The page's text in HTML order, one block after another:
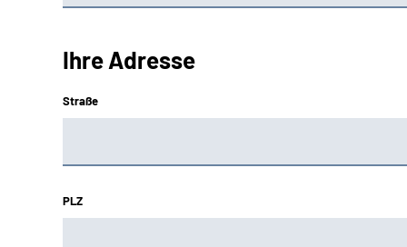
Ihre Adresse
Straße
PLZ